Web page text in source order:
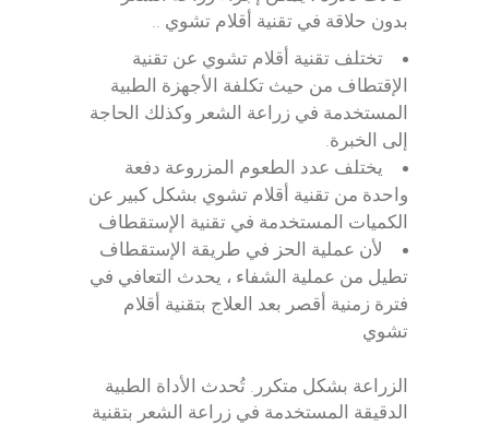
بدون حلاقة في تقنية أقلام تشوي ..
تختلف تقنية أقلام تشوي عن تقنية
الإقتطاف من حيث تكلفة الأجهزة الطبية
المستخدمة في زراعة الشعر وكذلك الحاجة
إلى الخبرة.
يختلف عدد الطعوم المزروعة دفعة
واحدة من تقنية أقلام تشوي بشكل كبير عن
الكميات المستخدمة في تقنية الإستقطاف
لأن عملية الحز في طريقة الإستقطاف
تطيل من عملية الشفاء ، يحدث التعافي في
فترة زمنية أقصر بعد العلاج بتقنية أقلام
تشوي
الزراعة بشكل متكرر. تُحدث الأداة الطبية
الدقيقة المستخدمة في زراعة الشعر بتقنية